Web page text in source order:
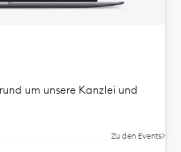
um unsere Kanzlei und
Zu den Events